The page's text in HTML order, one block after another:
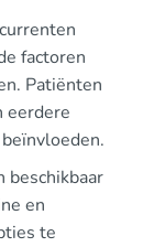
factoren
Patiënten
eerdere
beschikbaar
en
te